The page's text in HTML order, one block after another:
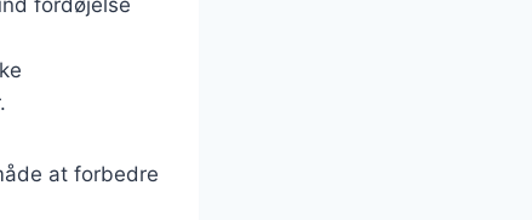
at forbedre